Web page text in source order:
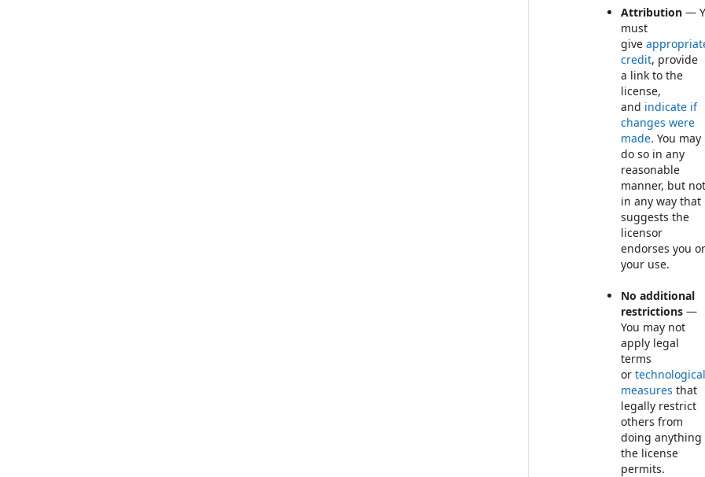
Attribution —
must
give
credit, provide
a link to the
license,
and indicate if
changes were
made. You may
do so in any
reasonable
manner, but
in any way that
suggests the
licensor
endorses you
your use.
No additional
restrictions —
You may not
apply legal
terms
or
measures that
legally restrict
others from
doing anything
the license
permits.